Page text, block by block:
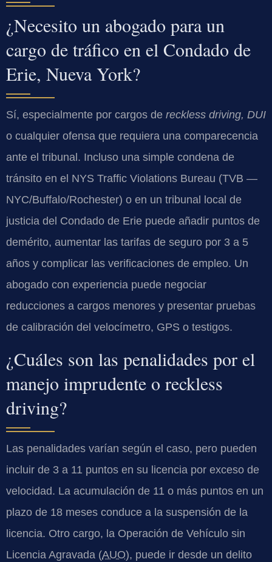
¿Necesito un abogado para un
cargo de tráfico en el Condado de
Erie, Nueva York?
Sí, especialmente por cargos de reckless driving, DUI
o cualquier ofensa que requiera una comparecencia
ante el tribunal. Incluso una simple condena de
tránsito en el NYS Traffic Violations Bureau (TVB —
NYC/Buffalo/Rochester) o en un tribunal local de
justicia del Condado de Erie puede añadir puntos de
demérito, aumentar las tarifas de seguro por 3 a 5
años y complicar las verificaciones de empleo. Un
abogado con experiencia puede negociar
reducciones a cargos menores y presentar pruebas
de calibración del velocímetro, GPS o testigos.
¿Cuáles son las penalidades por el
manejo imprudente o reckless
driving?
Las penalidades varían según el caso, pero pueden
incluir de 3 a 11 puntos en su licencia por exceso de
velocidad. La acumulación de 11 o más puntos en un
plazo de 18 meses conduce a la suspensión de la
licencia. Otro cargo, la Operación de Vehículo sin
Licencia Agravada (AUO), puede ir desde un delito